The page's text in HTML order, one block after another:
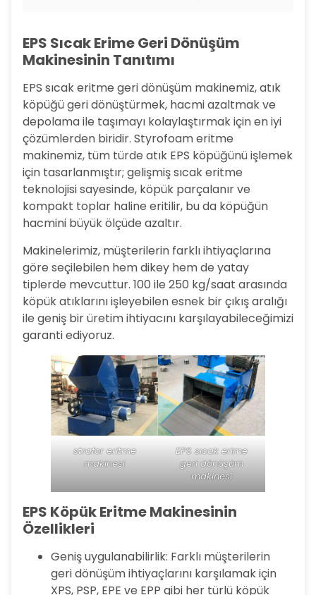
EPS Sıcak Erime Geri Dönüşüm
Makinesinin Tanıtımı
EPS sıcak eritme geri dönüşüm makinemiz, atık
köpüğü geri dönüştürmek, hacmi azaltmak ve
depolama ile taşımayı kolaylaştırmak için en iyi
çözümlerden biridir. Styrofoam eritme
makinemiz, tüm türde atık EPS köpüğünü işlemek
için tasarlanmıştır; gelişmiş sıcak eritme
teknolojisi sayesinde, köpük parçalanır ve
kompakt toplar haline eritilir, bu da köpüğün
hacmini büyük ölçüde azaltır.
Makinelerimiz, müşterilerin farklı ihtiyaçlarına
göre seçilebilen hem dikey hem de yatay
tiplerde mevcuttur. 100 ile 250 kg/saat arasında
köpük atıklarını işleyebilen esnek bir çıkış aralığı
ile geniş bir üretim ihtiyacını karşılayabileceğimizi
garanti ediyoruz.
strafor eritme
makinesi
EPS sıcak erime
geri dönüşüm
makinesi
EPS Köpük Eritme Makinesinin
Özellikleri
Geniş uygulanabilirlik: Farklı müşterilerin
geri dönüşüm ihtiyaçlarını karşılamak için
XPS, PSP, EPE ve EPP gibi her türlü köpük